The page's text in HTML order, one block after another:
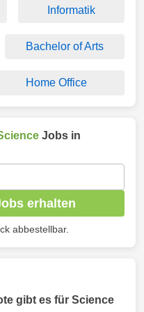
Informatik
Bachelor of Arts
Home Office
Jobs in
erhalten
abbestellbar.
gibt es für Science